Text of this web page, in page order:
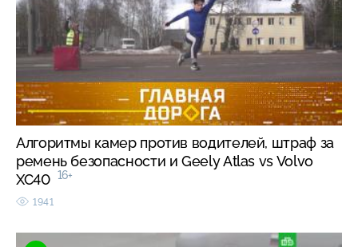
Алгоритмы камер против водителей, штраф за
ремень безопасности и Geely Atlas vs Volvo
XC40 16+
1941